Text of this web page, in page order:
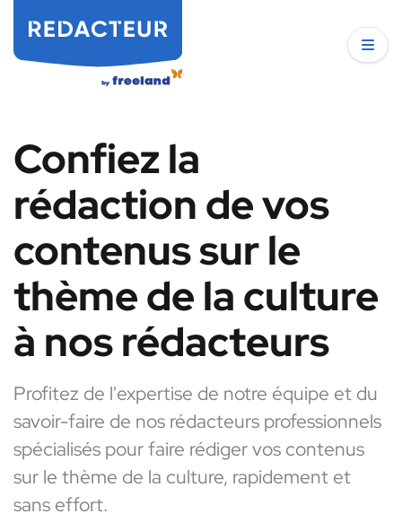
Confiez la
rédaction de vos
contenus sur le
thème de la culture
à nos rédacteurs
Profitez de l'expertise de notre équipe et du
savoir-faire de nos rédacteurs professionnels
spécialisés pour faire rédiger vos contenus
sur le thème de la culture, rapidement et
sans effort.